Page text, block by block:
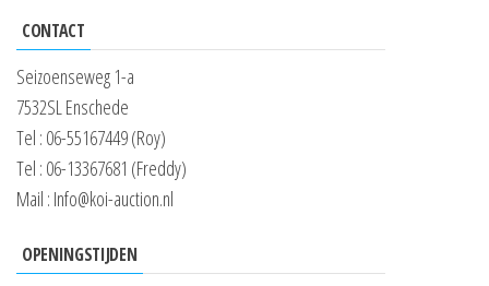
CONTACT
Seizoenseweg 1-a
7532SL Enschede
Tel : 06-55167449 (Roy)
Tel : 06-13367681 (Freddy)
Mail : Info@koi-auction.nl
OPENINGSTIJDEN